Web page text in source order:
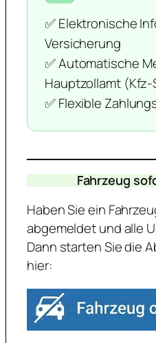
✅ Elektronische
Versicherung
✅ Automatische
Hauptzollamt
✅ Flexible
Fahrzeug
Haben Sie ein
abgemeldet und alle
Dann starten Sie die
hier: